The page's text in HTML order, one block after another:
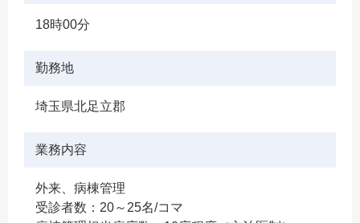
18時00分
勤務地
埼玉県北足立郡
業務内容
外来、病棟管理
受診者数：20～25名/コマ